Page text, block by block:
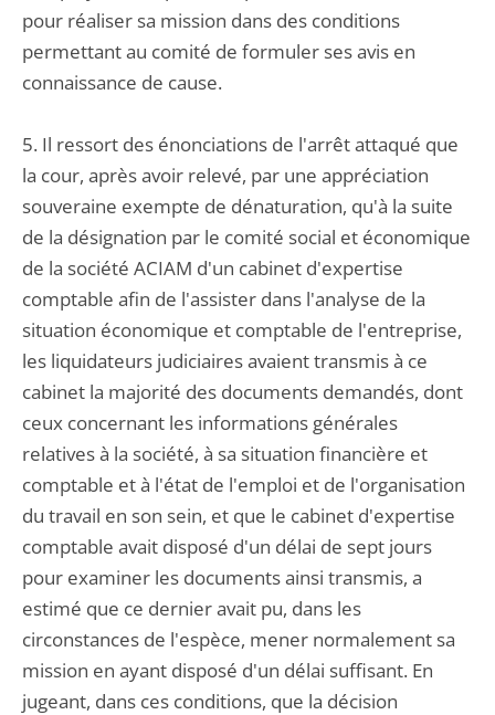
pour réaliser sa mission dans des conditions
permettant au comité de formuler ses avis en
connaissance de cause.
5. Il ressort des énonciations de l'arrêt attaqué que
la cour, après avoir relevé, par une appréciation
souveraine exempte de dénaturation, qu'à la suite
de la désignation par le comité social et économique
de la société ACIAM d'un cabinet d'expertise
comptable afin de l'assister dans l'analyse de la
situation économique et comptable de l'entreprise,
les liquidateurs judiciaires avaient transmis à ce
cabinet la majorité des documents demandés, dont
ceux concernant les informations générales
relatives à la société, à sa situation financière et
comptable et à l'état de l'emploi et de l'organisation
du travail en son sein, et que le cabinet d'expertise
comptable avait disposé d'un délai de sept jours
pour examiner les documents ainsi transmis, a
estimé que ce dernier avait pu, dans les
circonstances de l'espèce, mener normalement sa
mission en ayant disposé d'un délai suffisant. En
jugeant, dans ces conditions, que la décision